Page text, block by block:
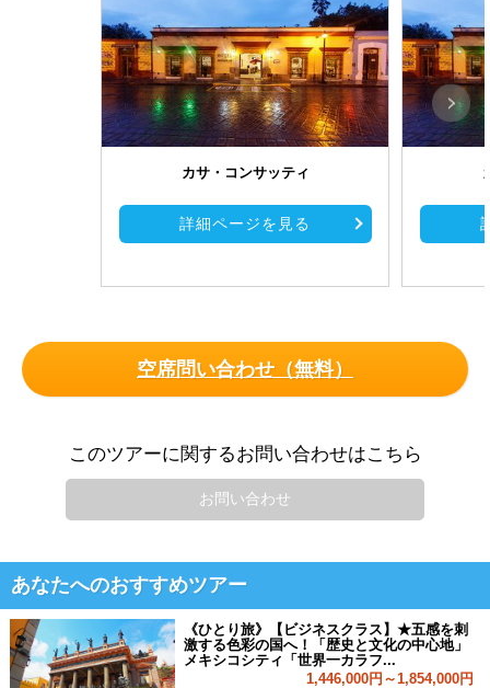
カサ・コンサッティ
詳細ページを見る
空席問い合わせ（無料）
このツアーに関するお問い合わせはこちら
お問い合わせ
あなたへのおすすめツアー
《ひとり旅》【ビジネスクラス】★五感を刺
激する色彩の国へ！「歴史と文化の中心地」
メキシコシティ「世界一カラフ...
1,446,000円～1,854,000円